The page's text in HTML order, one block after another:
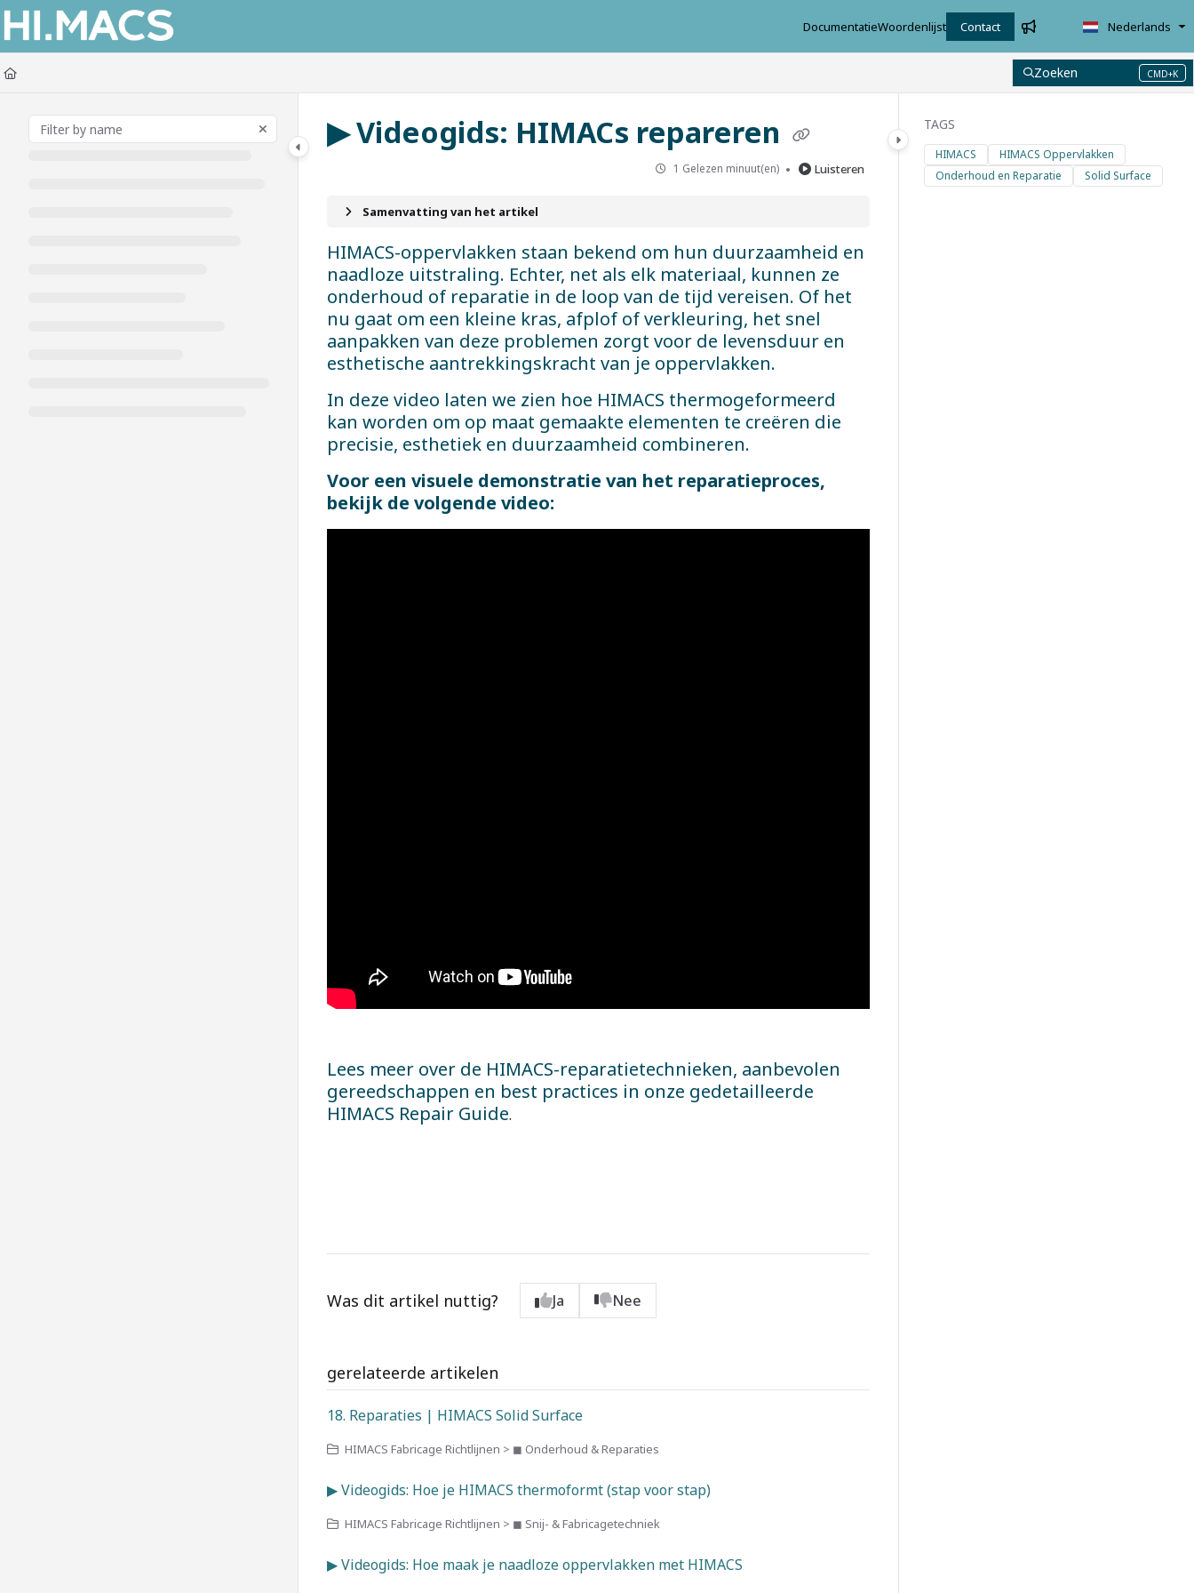
Documentation Index
Fetch the complete documentation index at:
Use this file to discover all available pages before exploring further.
DocumentatieWoordenlijst Contact Nederlands
Zoeken CMD+K
Press CMD+K to open search
▶ Videogids: HIMACs repareren
1 Gelezen minuut(en) Luisteren
Samenvatting van het artikel
HIMACS-oppervlakken staan bekend om hun duurzaamheid en
naadloze uitstraling. Echter, net als elk materiaal, kunnen ze
onderhoud of reparatie in de loop van de tijd vereisen. Of het
nu gaat om een kleine kras, afplof of verkleuring, het snel
aanpakken van deze problemen zorgt voor de levensduur en
esthetische aantrekkingskracht van je oppervlakken.
In deze video laten we zien hoe HIMACS thermogeformeerd
kan worden om op maat gemaakte elementen te creëren die
precisie, esthetiek en duurzaamheid combineren.
Voor een visuele demonstratie van het reparatieproces,
bekijk de volgende video:
Lees meer over de HIMACS-reparatietechnieken, aanbevolen
gereedschappen en best practices in onze gedetailleerde
HIMACS Repair Guide.
Was dit artikel nuttig? Ja Nee
gerelateerde artikelen
18. Reparaties | HIMACS Solid Surface
HIMACS Fabricage Richtlijnen > ◼ Onderhoud & Reparaties
▶ Videogids: Hoe je HIMACS thermoformt (stap voor stap)
HIMACS Fabricage Richtlijnen > ◼ Snij- & Fabricagetechniek
▶ Videogids: Hoe maak je naadloze oppervlakken met HIMACS
TAGS
HIMACS
HIMACS Oppervlakken
Onderhoud en Reparatie
Solid Surface